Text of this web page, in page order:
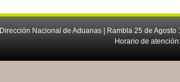
Dirección Nacional de Aduanas | Rambla 25 de
Horario de